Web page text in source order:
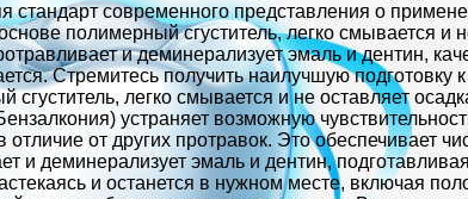
стандарт современного представления о
полимерный сгуститель, легко смывается и
и деминерализует эмаль и дентин,
Стремитесь получить наилучшую
легко смывается и не оставляет
устраняет возможную
от других протравок. Это обеспечивает
и деминерализует эмаль и дентин,
и останется в нужном месте, включая